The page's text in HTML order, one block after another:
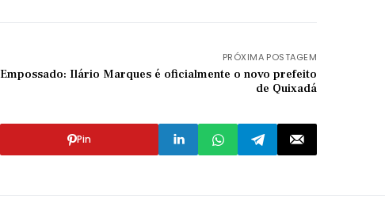
PRÓXIMA POSTAGEM
Empossado: Ilário Marques é oficialmente o novo prefeito
de Quixadá
Pin